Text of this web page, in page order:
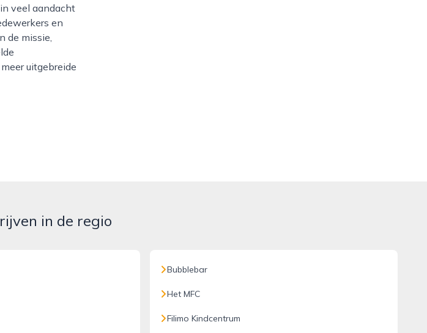
veel aandacht
en
de missie,
uitgebreide
in de regio
Bubblebar
Het MFC
Filimo Kindcentrum